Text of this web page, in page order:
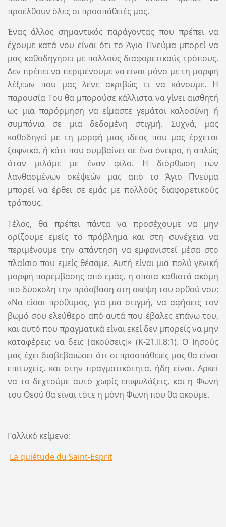
προέλθουν όλες οι προσπάθειές μας.
Ένας άλλος σημαντικός παράγοντας που πρέπει να
έχουμε κατά νου είναι ότι το Άγιο Πνεύμα μπορεί να
μας καθοδηγήσει με πολλούς διαφορετικούς τρόπους.
Δεν πρέπει να περιμένουμε να είναι μόνο με τη μορφή
λέξεων που μας λένε ακριβώς τι να κάνουμε. Η
παρουσία Του θα μπορούσε κάλλιστα να γίνει αισθητή
ως μια παρόρμηση να είμαστε γεμάτοι καλοσύνη ή
συμπόνια σε μια δεδομένη στιγμή. Συχνά, μας
καθοδηγεί με τη μορφή μιας ιδέας που μας έρχεται
ξαφνικά, ή κάτι που συμβαίνει σε ένα όνειρο, ή απλώς
όταν μιλάμε με έναν φίλο. Η διόρθωση των
λανθασμένων σκέψεών μας από το Άγιο Πνεύμα
μπορεί να έρθει σε εμάς με πολλούς διαφορετικούς
τρόπους.
Τέλος, θα πρέπει πάντα να προσέχουμε να μην
ορίζουμε εμείς το πρόβλημα και στη συνέχεια να
περιμένουμε την απάντηση να εμφανιστεί μέσα στο
πλαίσιο που εμείς θέσαμε. Αυτή είναι μια πολύ γενική
μορφή παρέμβασης από εμάς, η οποία καθιστά ακόμη
πιο δύσκολη την πρόσβαση στη σκέψη του ορθού νου:
«Να είσαι πρόθυμος, για μια στιγμή, να αφήσεις τον
βωμό σου ελεύθερο από αυτά που έβαλες επάνω του,
και αυτό που πραγματικά είναι εκεί δεν μπορείς να μην
καταφέρεις να δεις [ακούσεις]» (Κ-21.II.8:1). Ο Ιησούς
μας έχει διαβεβαιώσει ότι οι προσπάθειές μας θα είναι
επιτυχείς, και στην πραγματικότητα, ήδη είναι. Αρκεί
να το δεχτούμε αυτό χωρίς επιφυλάξεις, και η Φωνή
του Θεού θα είναι τότε η μόνη Φωνή που θα ακούμε.
Γαλλικό κείμενο:
La quiétude du Saint-Esprit